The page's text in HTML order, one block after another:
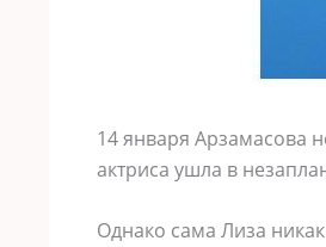
14 января Арзамасова
актриса ушла в
Однако сама Лиза